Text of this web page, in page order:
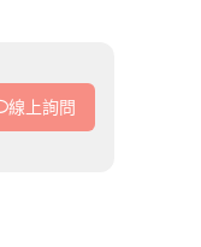
線上詢問